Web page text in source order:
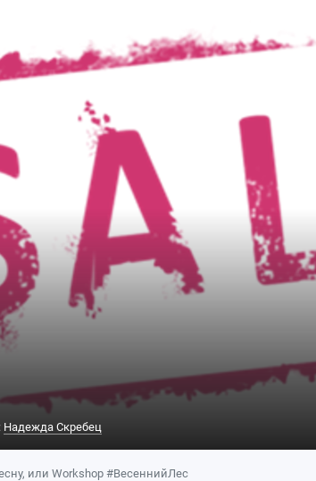
Надежда Скребец
или Workshop #ВесеннийЛес